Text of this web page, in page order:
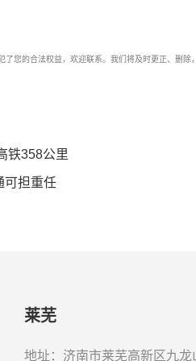
的合法权益，欢迎联系。我们将及时更正、删除，
铁358公里
担重任
莱芜
地址：济南市莱芜高新区九龙